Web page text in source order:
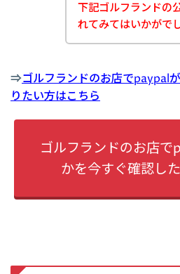
下記ゴルフランドの
れてみてはいかがで
⇒ゴルフランドのお店でpaypal
りたい方はこちら
ゴルフランドのお店
かを今すぐ確認し